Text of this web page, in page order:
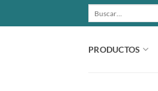
PRODUCTOS